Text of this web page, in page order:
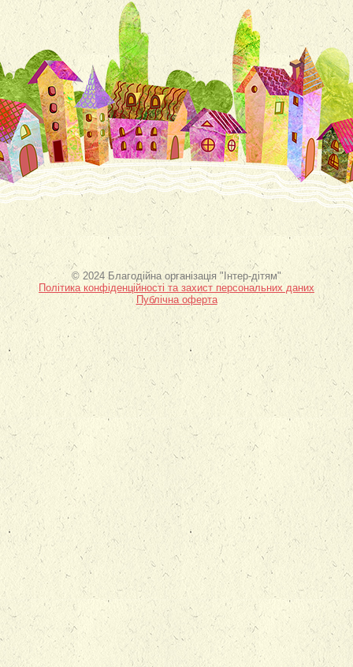
© 2024 Благодійна організація "Інтер-дітям"
Політика конфіденційності та захист персональних даних
Публічна оферта